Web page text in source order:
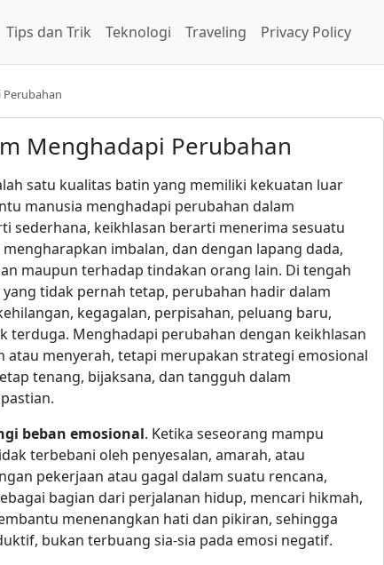
Tips dan Trik Teknologi Traveling Privacy Policy
Perubahan
Menghadapi Perubahan
satu kualitas batin yang memiliki kekuatan luar
manusia menghadapi perubahan dalam
sederhana, keikhlasan berarti menerima sesuatu
imbalan, dan dengan lapang dada,
maupun terhadap tindakan orang lain. Di tengah
tidak pernah tetap, perubahan hadir dalam
kegagalan, perpisahan, peluang baru,
terduga. Menghadapi perubahan dengan keikhlasan
atau menyerah, tetapi merupakan strategi emosional
tenang, bijaksana, dan tangguh dalam
beban emosional. Ketika seseorang mampu
terbebani oleh penyesalan, amarah, atau
pekerjaan atau gagal dalam suatu rencana,
bagian dari perjalanan hidup, mencari hikmah,
menenangkan hati dan pikiran, sehingga
bukan terbuang sia-sia pada emosi negatif.